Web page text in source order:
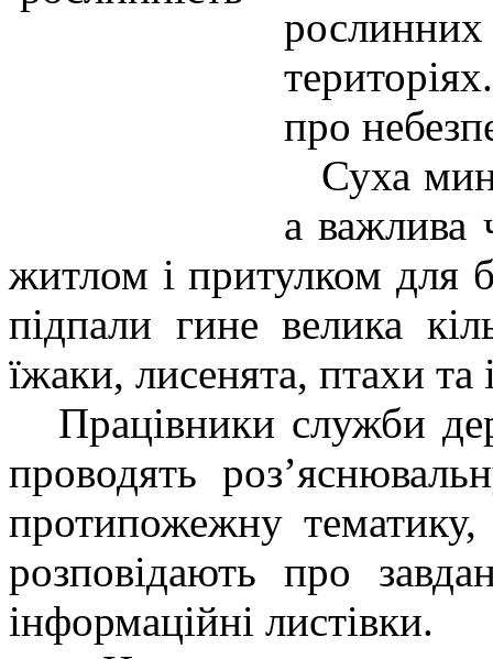
про
Суха
а важлива
житлом і притулком для
підпали гине велика
їжаки, лисенята, птахи та
Працівники служби
проводять
протипожежну тематику,
розповідають про
інформаційні листівки.